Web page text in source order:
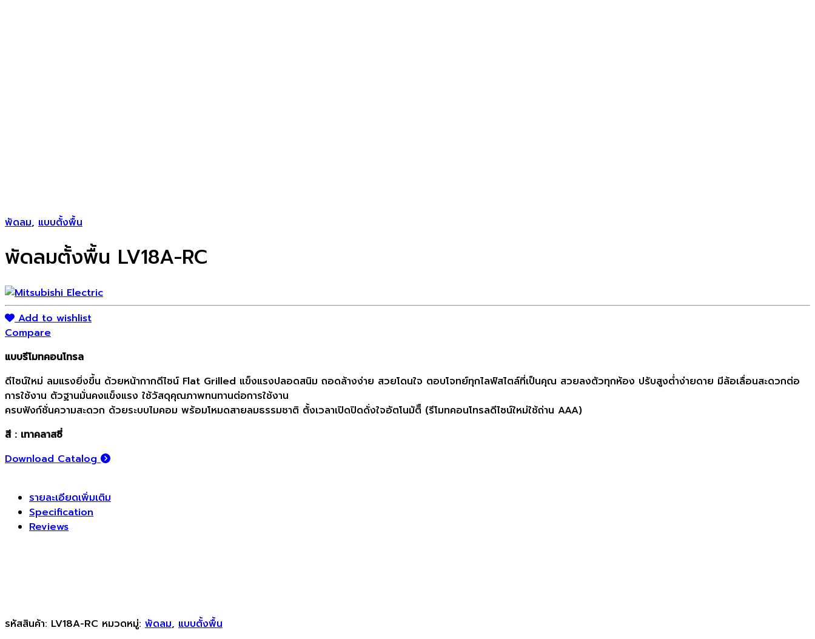
พัดลม, แบบตั้งพื้น
พัดลมตั้งพื้น LV18A-RC
Add to wishlist
Compare
แบบรีโมทคอนโทรล
ดีไซน์ใหม่ ลมแรงยิ่งขึ้น ด้วยหน้ากากดีไซน์ Flat Grilled แข็งแรงปลอดสนิม ถอดล้างง่าย สวยโดนใจ ตอบโจทย์ทุกไลฟ์สไตล์ที่เป็นคุณ สวยลงตัวทุกห้อง ปรับสูงต่ำง่ายดาย มีล้อเลื่อนสะดวกต่อ
การใช้งาน ตัวฐานมั่นคงแข็งแรง ใช้วัสดุคุณภาพทนทานต่อการใช้งาน
ครบฟังก์ชั่นความสะดวก ด้วยระบบไมคอม พร้อมโหมดสายลมธรรมชาติ ตั้งเวลาเปิดปิดดั่งใจอัตโนมัติื (รีโมทคอนโทรลดีไซน์ใหม่ใช้ถ่าน AAA)
สี : เทาคลาสซี่
Download Catalog
รายละเอียดเพิ่มเติม
Specification
Reviews
รหัสสินค้า: LV18A-RC หมวดหมู่: พัดลม, แบบตั้งพื้น